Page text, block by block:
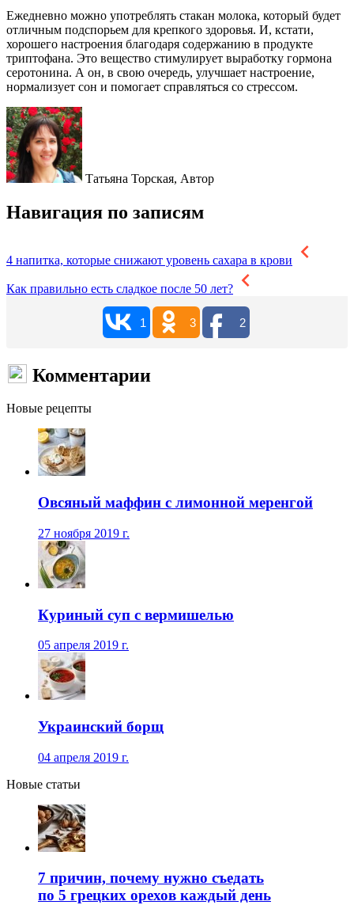
Ежедневно можно употреблять стакан молока, который будет
отличным подспорьем для крепкого здоровья. И, кстати,
хорошего настроения благодаря содержанию в продукте
триптофана. Это вещество стимулирует выработку гормона
серотонина. А он, в свою очередь, улучшает настроение,
нормализует сон и помогает справляться со стрессом.
Татьяна Торская, Автор
Навигация по записям
4 напитка, которые снижают уровень сахара в крови
Как правильно есть сладкое после 50 лет?
1 3 2
Комментарии
Новые рецепты
Овсяный маффин с лимонной меренгой
27 ноября 2019 г.
Куриный суп с вермишелью
05 апреля 2019 г.
Украинский борщ
04 апреля 2019 г.
Новые статьи
7 причин, почему нужно съедать
по 5 грецких орехов каждый день